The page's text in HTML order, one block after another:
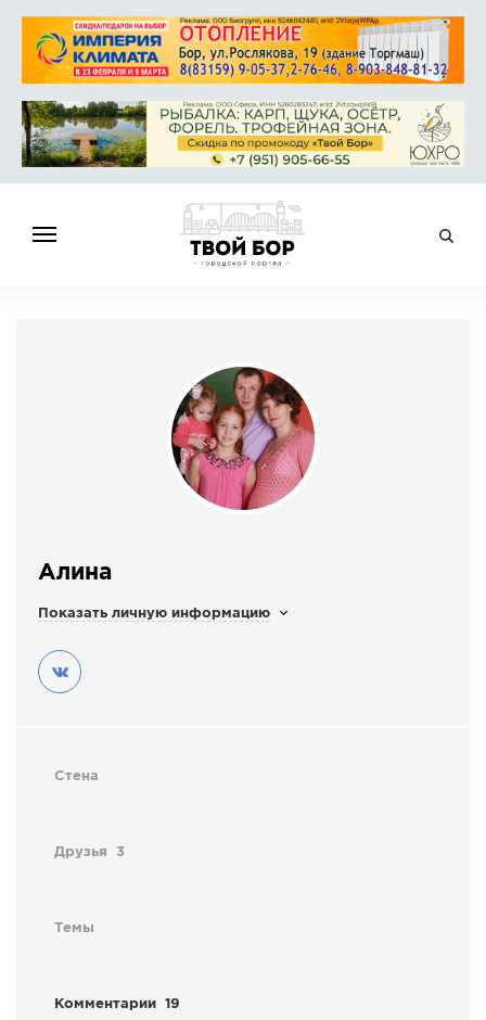
ОБЪЯВЛЕНИЯ
КОНКУРСЫ
СТАТЬИ
Алина
Показать личную информацию
Стена
Друзья 3
Темы
Комментарии 19